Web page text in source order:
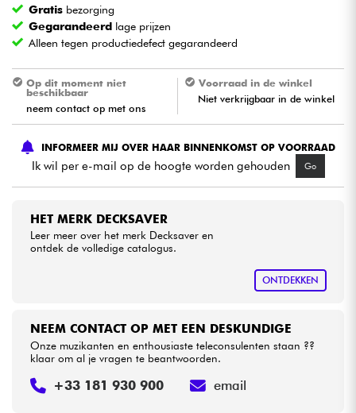
Drums & percussie
Viool & Quatuor
Kinderen
Kabels & toebehoren
Gratis bezorging
Gegarandeerd lage prijzen
Alleen tegen productiedefect gegarandeerd
Op dit moment niet
beschikbaar
neem contact op met ons
Voorraad in de winkel
Niet verkrijgbaar in de winkel
INFORMEER MIJ OVER HAAR BINNENKOMST OP VOORRAAD
Ik wil per e-mail op de hoogte worden gehouden Go
HET MERK DECKSAVER
Leer meer over het merk Decksaver en
ontdek de volledige catalogus.
ONTDEKKEN
NEEM CONTACT OP MET EEN DESKUNDIGE
Onze muzikanten en enthousiaste teleconsulenten staan ??
klaar om al je vragen te beantwoorden.
+33 181 930 900 email